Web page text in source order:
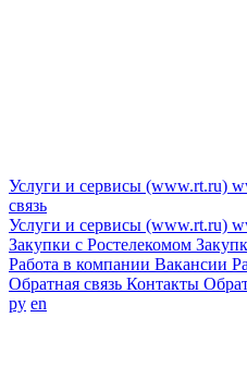
Услуги и сервисы (www.rt.ru)
связь
Услуги и сервисы (www.rt.ru)
Закупки с Ростелекомом
Работа в компании Вакансии
Обратная связь Контакты
ру en